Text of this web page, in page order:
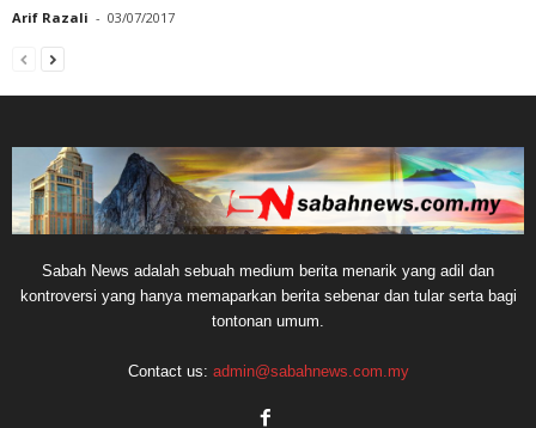
Arif Razali - 03/07/2017
Sabah News adalah sebuah medium berita menarik yang adil dan
kontroversi yang hanya memaparkan berita sebenar dan tular serta bagi
tontonan umum.
Contact us: admin@sabahnews.com.my